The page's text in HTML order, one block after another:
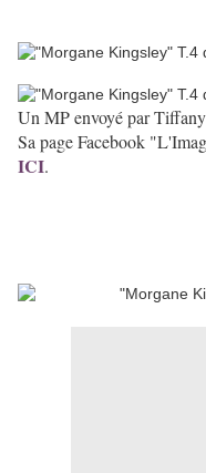
Un MP envoyé par
Sa page Facebook
ICI.